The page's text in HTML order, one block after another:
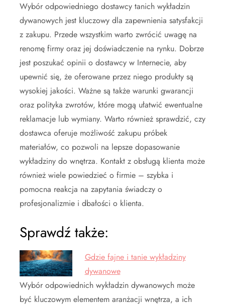
Wybór odpowiedniego dostawcy tanich wykładzin
dywanowych jest kluczowy dla zapewnienia satysfakcji
z zakupu. Przede wszystkim warto zwrócić uwagę na
renomę firmy oraz jej doświadczenie na rynku. Dobrze
jest poszukać opinii o dostawcy w Internecie, aby
upewnić się, że oferowane przez niego produkty są
wysokiej jakości. Ważne są także warunki gwarancji
oraz polityka zwrotów, które mogą ułatwić ewentualne
reklamacje lub wymiany. Warto również sprawdzić, czy
dostawca oferuje możliwość zakupu próbek
materiałów, co pozwoli na lepsze dopasowanie
wykładziny do wnętrza. Kontakt z obsługą klienta może
również wiele powiedzieć o firmie – szybka i
pomocna reakcja na zapytania świadczy o
profesjonalizmie i dbałości o klienta.
Sprawdź także:
Gdzie fajne i tanie wykładziny
dywanowe
Wybór odpowiednich wykładzin dywanowych może
być kluczowym elementem aranżacji wnętrza, a ich